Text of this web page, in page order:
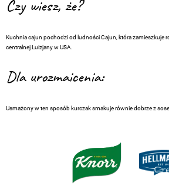
Czy wiesz, że?
Kuchnia cajun pochodzi od ludności Cajun, która zamieszkuje
centralnej Luizjany w USA.
Dla urozmaicenia:
Usmażony w ten sposób kurczak smakuje równie dobrze z